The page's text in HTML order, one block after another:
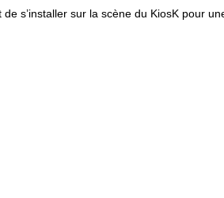
s’installer sur la scène du KiosK pour